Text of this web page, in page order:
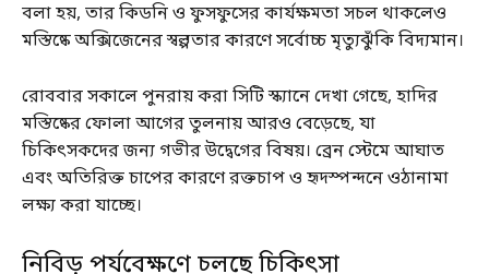
বলা হয়, তার কিডনি ও ফুসফুসের কার্যক্ষমতা সচল থাকলেও
মস্তিষ্কে অক্সিজেনের স্বল্পতার কারণে সর্বোচ্চ মৃত্যুঝুঁকি বিদ্যমান।
রোববার সকালে পুনরায় করা সিটি স্ক্যানে দেখা গেছে, হাদির
মস্তিষ্কের ফোলা আগের তুলনায় আরও বেড়েছে, যা
চিকিৎসকদের জন্য গভীর উদ্বেগের বিষয়। ব্রেন স্টেমে আঘাত
এবং অতিরিক্ত চাপের কারণে রক্তচাপ ও হৃদস্পন্দনে ওঠানামা
লক্ষ্য করা যাচ্ছে।
নিবিড় পর্যবেক্ষণে চলছে চিকিৎসা